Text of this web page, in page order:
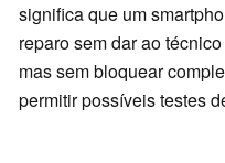
significa que um
reparo sem dar ao
mas sem bloquear
permitir possíveis testes